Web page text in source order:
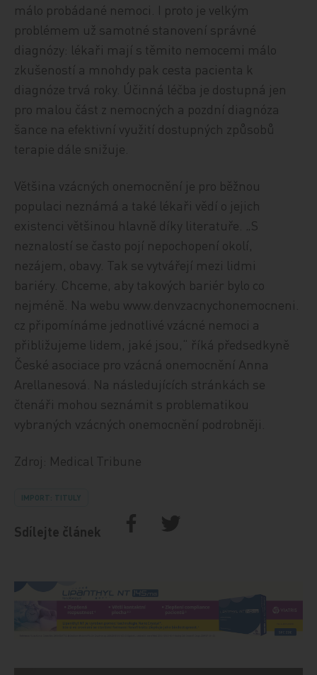
málo probádané nemoci. I proto je velkým
problémem už samotné stanovení správné
diagnózy: lékaři mají s těmito nemocemi málo
zkušeností a mnohdy pak cesta pacienta k
diagnóze trvá roky. Účinná léčba je dostupná jen
pro malou část z nemocných a pozdní diagnóza
šance na efektivní využití dostupných způsobů
terapie dále snižuje.
Většina vzácných onemocnění je pro běžnou
populaci neznámá a také lékaři vědí o jejich
existenci většinou hlavně díky literatuře. „S
neznalostí se často pojí nepochopení okolí,
nezájem, obavy. Tak se vytvářejí mezi lidmi
bariéry. Chceme, aby takových bariér bylo co
nejméně. Na webu www.denvzacnychonemocneni.
cz připomínáme jednotlivé vzácné nemoci a
přibližujeme lidem, jaké jsou,“ říká předsedkyně
České asociace pro vzácná onemocnění Anna
Arellanesová. Na následujících stránkách se
čtenáři mohou seznámit s problematikou
vybraných vzácných onemocnění podrobněji.
Zdroj: Medical Tribune
IMPORT: TITULY
Sdílejte článek